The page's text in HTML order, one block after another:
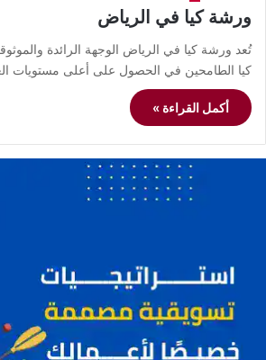
ورشة كيا في الرياض
تُعد ورشة كيا في الرياض الوجهة الرائدة
كيا الطامحين في الحصول على أعلى مستويات
أكمل القراءة »